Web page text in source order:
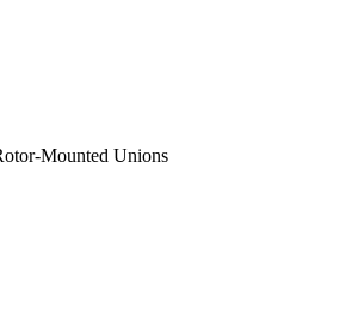
Mounted Unions